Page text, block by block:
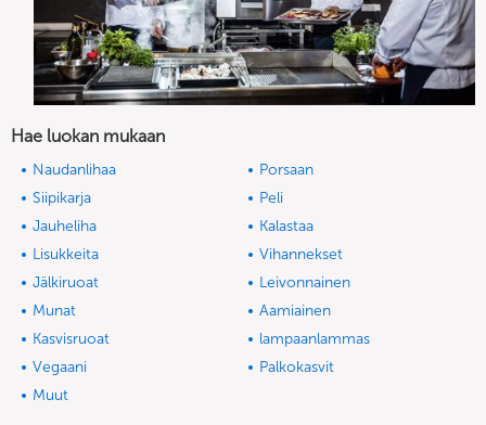
Hae luokan mukaan
Naudanlihaa
Porsaan
Siipikarja
Peli
Jauheliha
Kalastaa
Lisukkeita
Vihannekset
Jälkiruoat
Leivonnainen
Munat
Aamiainen
Kasvisruoat
lampaanlammas
Vegaani
Palkokasvit
Muut